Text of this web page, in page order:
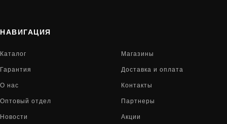
НАВИГАЦИЯ
Каталог Магазины
Гарантия Доставка и оплата
О нас Контакты
Оптовый отдел Партнеры
Новости Акции